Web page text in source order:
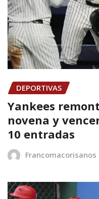
DEPORTIVAS
Yankees
novena y
10 entradas
Francomacorisanos